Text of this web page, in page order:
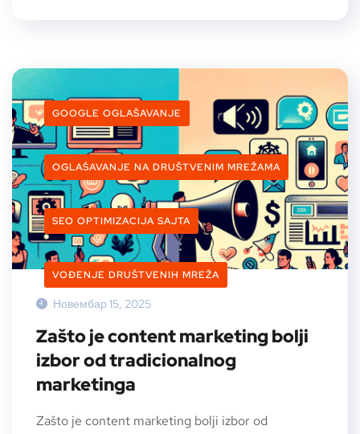
GOOGLE OGLAŠAVANJE
OGLAŠAVANJE NA DRUŠTVENIM MREŽAMA
SEO OPTIMIZACIJA SAJTA
VOĐENJE DRUŠTVENIH MREŽA
Новембар 15, 2025
Zašto je content marketing bolji
izbor od tradicionalnog
marketinga
Zašto je content marketing bolji izbor od